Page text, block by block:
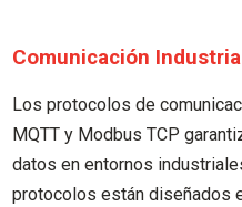
Comunicación
Los protocolos de
MQTT y Modbus TCP
datos en entornos
protocolos están diseñados